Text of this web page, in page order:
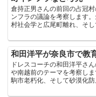
倉持正男さんの前回の占冠
ンフラの議論を考察します
村社会学と広尾町離れ、そ
和田洋平が奈良市で教
ドレスコーチの和田洋平さ
や南越前のテーマを考察し
駒市老朽化、そして砂漠化